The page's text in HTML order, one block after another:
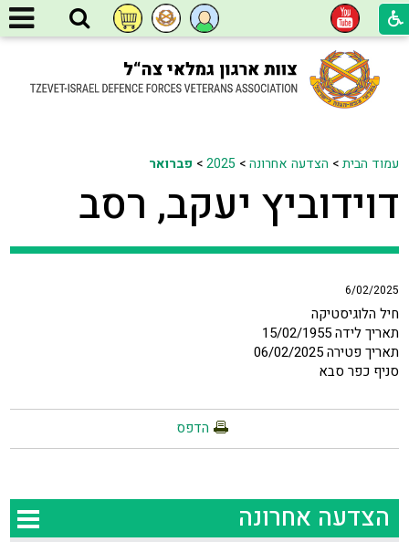
עמוד הבית> הצדעה אחרונה>
2025
> פברואר
דוידוביץ יעקב, רסב
6/02/2025
חיל הלוגיסטיקה
תאריך לידה 15/02/1955
תאריך פטירה 06/02/2025
סניף כפר סבא
הדפס
הצדעה אחרונה